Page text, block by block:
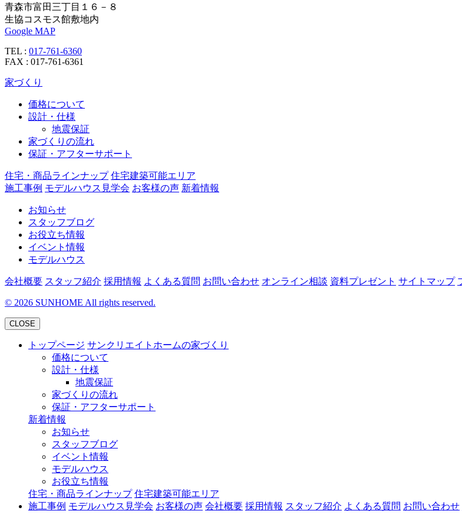
青森市富田三丁目１６－８
生協コスモス館敷地内
Google MAP
TEL : 017-761-6360
FAX : 017-761-6361
家づくり
価格について
設計・仕様
地震保証
家づくりの流れ
保証・アフターサポート
住宅・商品ラインナップ 住宅建築可能エリア
施工事例 モデルハウス見学会 お客様の声 新着情報
お知らせ
スタッフブログ
お役立ち情報
イベント情報
モデルハウス
会社概要 スタッフ紹介 採用情報 よくある質問 お問い合わせ オンライン相談 資料プレゼント サイトマップ
© 2026 SUNHOME All rights reserved.
CLOSE
トップページ サンクリエイトホームの家づくり
価格について
設計・仕様
地震保証
家づくりの流れ
保証・アフターサポート
新着情報
お知らせ
スタッフブログ
イベント情報
モデルハウス
お役立ち情報
住宅・商品ラインナップ 住宅建築可能エリア
施工事例 モデルハウス見学会 お客様の声 会社概要 採用情報 スタッフ紹介 よくある質問 お問い合わせ